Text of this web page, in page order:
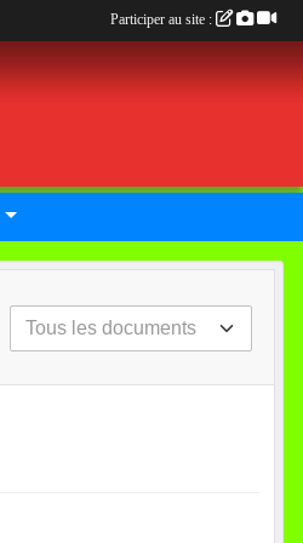
Participer au site :